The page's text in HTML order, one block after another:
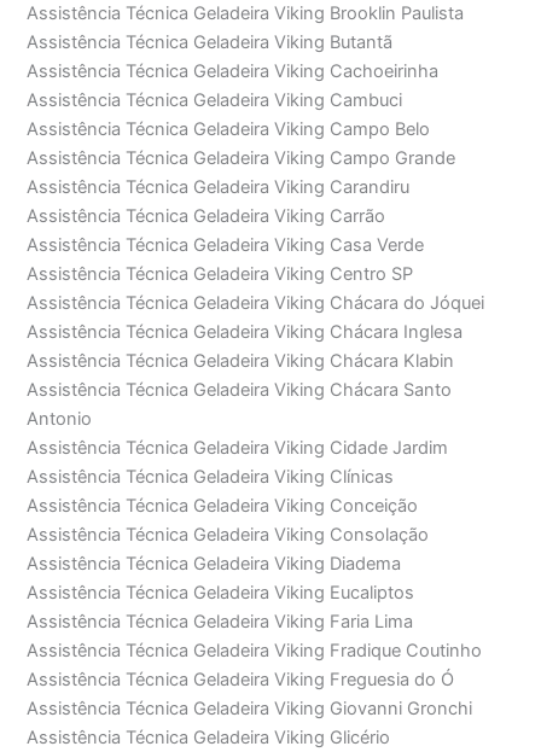
Assistência Técnica Geladeira Viking Brooklin Paulista
Assistência Técnica Geladeira Viking Butantã
Assistência Técnica Geladeira Viking Cachoeirinha
Assistência Técnica Geladeira Viking Cambuci
Assistência Técnica Geladeira Viking Campo Belo
Assistência Técnica Geladeira Viking Campo Grande
Assistência Técnica Geladeira Viking Carandiru
Assistência Técnica Geladeira Viking Carrão
Assistência Técnica Geladeira Viking Casa Verde
Assistência Técnica Geladeira Viking Centro SP
Assistência Técnica Geladeira Viking Chácara do Jóquei
Assistência Técnica Geladeira Viking Chácara Inglesa
Assistência Técnica Geladeira Viking Chácara Klabin
Assistência Técnica Geladeira Viking Chácara Santo
Antonio
Assistência Técnica Geladeira Viking Cidade Jardim
Assistência Técnica Geladeira Viking Clínicas
Assistência Técnica Geladeira Viking Conceição
Assistência Técnica Geladeira Viking Consolação
Assistência Técnica Geladeira Viking Diadema
Assistência Técnica Geladeira Viking Eucaliptos
Assistência Técnica Geladeira Viking Faria Lima
Assistência Técnica Geladeira Viking Fradique Coutinho
Assistência Técnica Geladeira Viking Freguesia do Ó
Assistência Técnica Geladeira Viking Giovanni Gronchi
Assistência Técnica Geladeira Viking Glicério